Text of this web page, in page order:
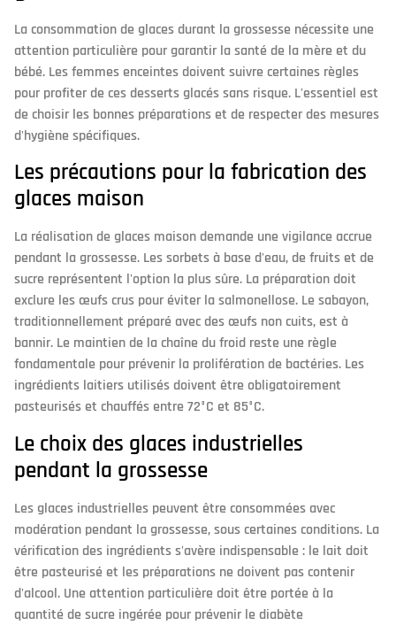
La consommation de glaces durant la grossesse nécessite une
attention particulière pour garantir la santé de la mère et du
bébé. Les femmes enceintes doivent suivre certaines règles
pour profiter de ces desserts glacés sans risque. L'essentiel est
de choisir les bonnes préparations et de respecter des mesures
d'hygiène spécifiques.
Les précautions pour la fabrication des
glaces maison
La réalisation de glaces maison demande une vigilance accrue
pendant la grossesse. Les sorbets à base d'eau, de fruits et de
sucre représentent l'option la plus sûre. La préparation doit
exclure les œufs crus pour éviter la salmonellose. Le sabayon,
traditionnellement préparé avec des œufs non cuits, est à
bannir. Le maintien de la chaîne du froid reste une règle
fondamentale pour prévenir la prolifération de bactéries. Les
ingrédients laitiers utilisés doivent être obligatoirement
pasteurisés et chauffés entre 72°C et 85°C.
Le choix des glaces industrielles
pendant la grossesse
Les glaces industrielles peuvent être consommées avec
modération pendant la grossesse, sous certaines conditions. La
vérification des ingrédients s'avère indispensable : le lait doit
être pasteurisé et les préparations ne doivent pas contenir
d'alcool. Une attention particulière doit être portée à la
quantité de sucre ingérée pour prévenir le diabète